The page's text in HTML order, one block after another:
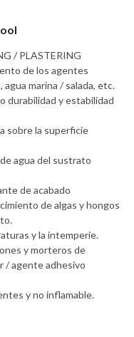
/ PLASTERING
de los agentes
marina / salada, etc.
durabilidad y estabilidad
sobre la superficie
agua del sustrato
de acabado
de algas y hongos
y la intemperie.
y morteros de
/ agente adhesivo
y no inflamable.